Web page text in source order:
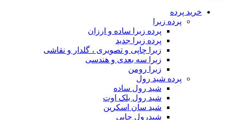
خرید پرده
پرده زبرا
پرده زبرا ساده و ارزان
پرده زبرا جدید
زبرا چاپی و تصویری ، گلدار و نقاشی
زبرا سه بعدی و هندسی
زبرا رومن
پرده شید رول
شید رول ساده
شید رول بلک اوت
شید سان اسکرین
شیدرول چاپی